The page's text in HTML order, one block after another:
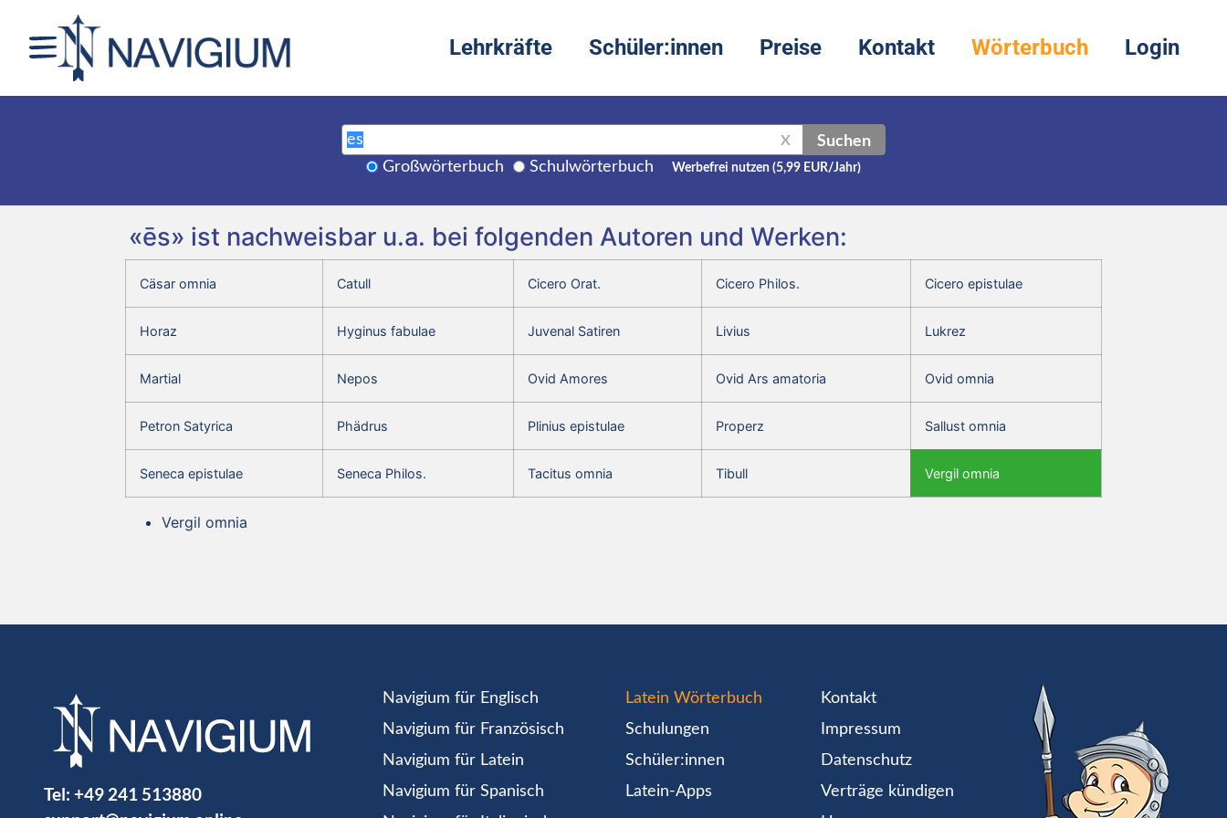
Lehrkräfte Schüler:innen Preise Kontakt Wörterbuch Login
X Suchen
Großwörterbuch Schulwörterbuch Werbefrei nutzen (5,99 EUR/Jahr)
«ēs» ist nachweisbar u.a. bei folgenden Autoren und Werken:
Cäsar omnia Catull Cicero Orat. Cicero Philos. Cicero epistulae
Horaz Hyginus fabulae Juvenal Satiren Livius Lukrez
Martial Nepos Ovid Amores Ovid Ars amatoria Ovid omnia
Petron Satyrica Phädrus Plinius epistulae Properz Sallust omnia
Seneca epistulae Seneca Philos. Tacitus omnia Tibull Vergil omnia
Vergil omnia
Tel: +49 241 513880
Navigium für Englisch
Navigium für Französisch
Navigium für Latein
Navigium für Spanisch
Latein Wörterbuch
Schulungen
Schüler:innen
Latein-Apps
Kontakt
Impressum
Datenschutz
Verträge kündigen